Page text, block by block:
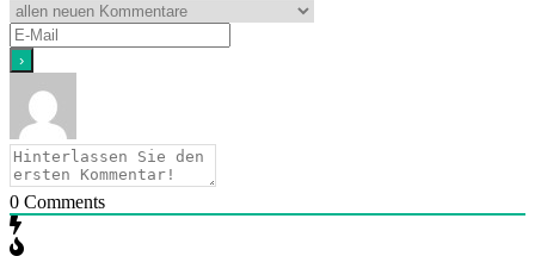
0 Comments